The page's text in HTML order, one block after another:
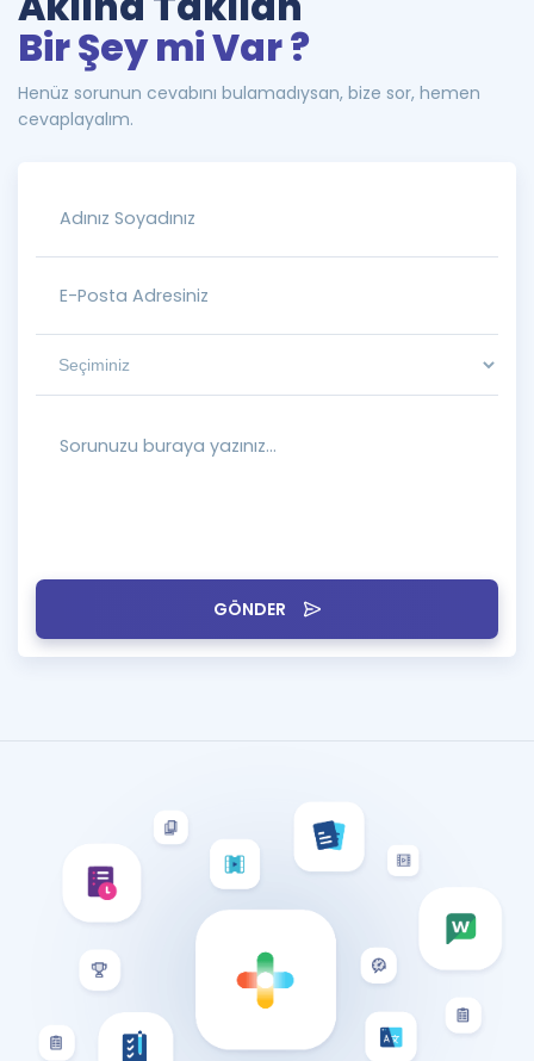
GÖNDER
Bir Şey mi Var ?
Henüz sorunun cevabını bulamadıysan, bize sor, hemen
cevaplayalım.